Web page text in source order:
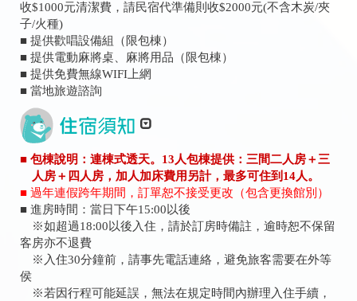
收$1000元清潔費，請民宿代準備則收$2000元(不含木炭/夾
子/火種)
■ 提供歡唱設備組（限包棟）
■ 提供電動麻將桌、麻將用品（限包棟）
■ 提供免費無線WIFI上網
■ 當地旅遊諮詢
■ 包棟說明：連棟式透天。13人包棟提供：三間二人房＋三
人房＋四人房，加人加床費用另計，最多可住到14人。
■ 過年連假跨年期間，訂單恕不接受更改（包含更換館別）
■ 進房時間：當日下午15:00以後
※如超過18:00以後入住，請於訂房時備註，逾時恕不保留
客房亦不退費
※入住30分鐘前，請事先電話連絡，避免旅客需要在外等
侯
※若因行程可能延誤，無法在規定時間內辦理入住手續，